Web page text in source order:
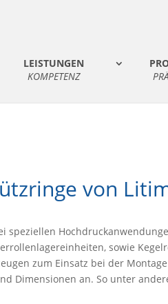
LEISTUNGEN
KOMPETENZ
von
speziellen
sowie
zum Einsatz bei der
Dimensionen an. So unter